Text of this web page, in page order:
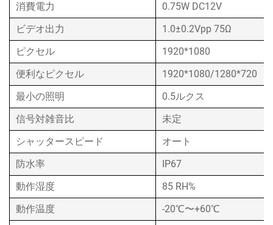
消費電力
0.75W DC12V
ビデオ出力
1.0±0.2Vpp 75Ω
ピクセル
1920*1080
便利なピクセル
1920*1080/1280*720
最小の照明
0.5ルクス
信号対雑音比
未定
シャッタースピード
オート
防水率
IP67
動作湿度
85 RH%
動作温度
-20℃〜+60℃